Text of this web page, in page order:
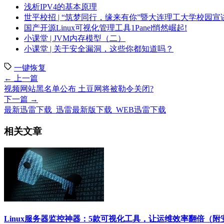
浅析IPV4的基本原理
世平校招 | “筑梦同行，缘来有你”暨大连理工大学校园宣
国产开源Linux可视化管理工具1Panel悄然崛起!
小课堂 | JVM内存模型（二）
小课堂 | 关于安全漏洞，这些你都知道吗？
一键恢复
← 上一篇
视频网站黑名单公布 土豆网将被勒令关闭?
下一篇 →
最新迅雷下载_迅雷最新版下载_WEB迅雷下载
相关文章
Linux服务器监控神器：5款可视化工具，让运维效率翻倍（附